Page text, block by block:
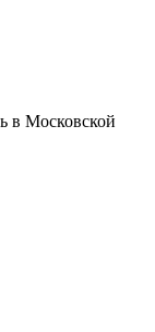
в Московской